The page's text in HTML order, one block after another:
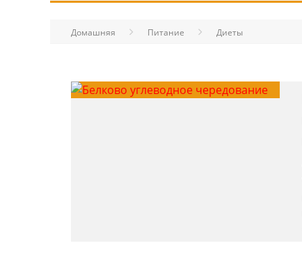
Домашняя Питание Диеты